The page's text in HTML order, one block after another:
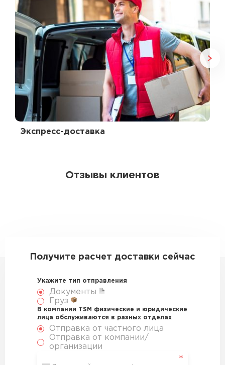
Экспресс-доставка
Отзывы клиентов
Получите расчет доставки сейчас
Укажите тип отправления
Документы
Груз
В компании TSM физические и юридические
лица обслуживаются в разных отделах
Отправка от частного лица
Отправка от компании/
организации